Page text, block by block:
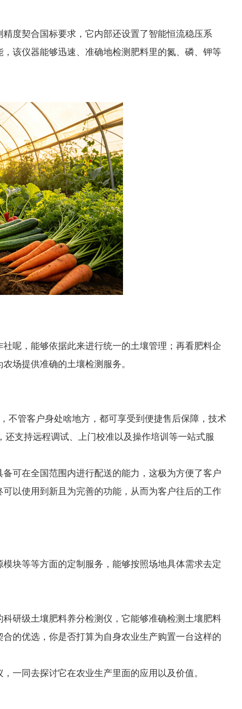
度契合国标要求，它内部还设置了智能恒流稳压系
该仪器能够迅速、准确地检测肥料里的氮、磷、钾等
呢，能够依据此来进行统一的土壤管理；再看肥料企
场提供准确的土壤检测服务。
不管客户身处啥地方，都可享受到便捷售后保障，技术
支持远程调试、上门校准以及操作培训等一站式服
可在全国范围内进行配送的能力，这极为方便了客户
以使用到新且为完善的功能，从而为客户往后的工作
块等等方面的定制服务，能够按照场地具体需求去定
研级土壤肥料养分检测仪，它能够准确检测土壤肥料
的优选，你是否打算为自身农业生产购置一台这样的
一同去探讨它在农业生产里面的应用以及价值。